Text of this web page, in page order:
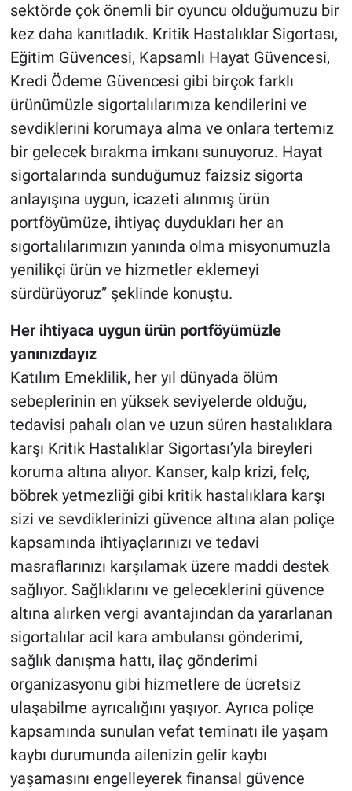
sektörde çok önemli bir oyuncu olduğumuzu bir
kez daha kanıtladık. Kritik Hastalıklar Sigortası,
Eğitim Güvencesi, Kapsamlı Hayat Güvencesi,
Kredi Ödeme Güvencesi gibi birçok farklı
ürünümüzle sigortalılarımıza kendilerini ve
sevdiklerini korumaya alma ve onlara tertemiz
bir gelecek bırakma imkanı sunuyoruz. Hayat
sigortalarında sunduğumuz faizsiz sigorta
anlayışına uygun, icazeti alınmış ürün
portföyümüze, ihtiyaç duydukları her an
sigortalılarımızın yanında olma misyonumuzla
yenilikçi ürün ve hizmetler eklemeyi
sürdürüyoruz” şeklinde konuştu.
Her ihtiyaca uygun ürün portföyümüzle
yanınızdayız
Katılım Emeklilik, her yıl dünyada ölüm
sebeplerinin en yüksek seviyelerde olduğu,
tedavisi pahalı olan ve uzun süren hastalıklara
karşı Kritik Hastalıklar Sigortası’yla bireyleri
koruma altına alıyor. Kanser, kalp krizi, felç,
böbrek yetmezliği gibi kritik hastalıklara karşı
sizi ve sevdiklerinizi güvence altına alan poliçe
kapsamında ihtiyaçlarınızı ve tedavi
masraflarınızı karşılamak üzere maddi destek
sağlıyor. Sağlıklarını ve geleceklerini güvence
altına alırken vergi avantajından da yararlanan
sigortalılar acil kara ambulansı gönderimi,
sağlık danışma hattı, ilaç gönderimi
organizasyonu gibi hizmetlere de ücretsiz
ulaşabilme ayrıcalığını yaşıyor. Ayrıca poliçe
kapsamında sunulan vefat teminatı ile yaşam
kaybı durumunda ailenizin gelir kaybı
yaşamasını engelleyerek finansal güvence